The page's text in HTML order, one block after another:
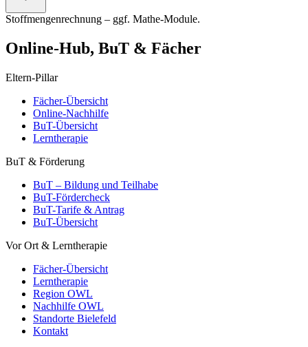
Stoffmengenrechnung – ggf. Mathe-Module.
Online-Hub, BuT & Fächer
Eltern-Pillar
Fächer-Übersicht
Online-Nachhilfe
BuT-Übersicht
Lerntherapie
BuT & Förderung
BuT – Bildung und Teilhabe
BuT-Fördercheck
BuT-Tarife & Antrag
BuT-Übersicht
Vor Ort & Lerntherapie
Fächer-Übersicht
Lerntherapie
Region OWL
Nachhilfe OWL
Standorte Bielefeld
Kontakt